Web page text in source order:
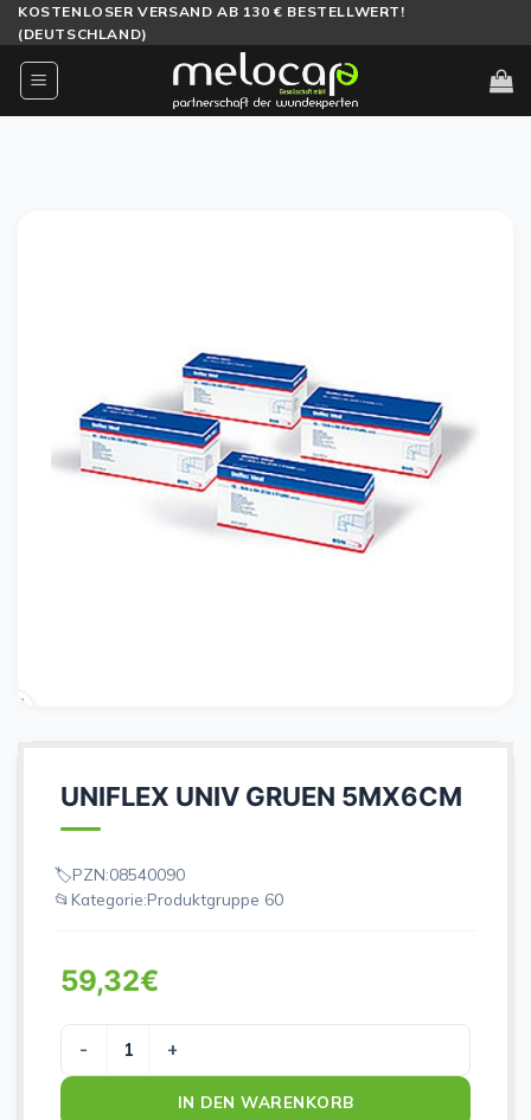
Zum
Inhalt
springen
KOSTENLOSER VERSAND AB 130 € BESTELLWERT!
(DEUTSCHLAND)
UNIFLEX UNIV GRUEN 5MX6CM
PZN:08540090
Kategorie:Produktgruppe 60
59,32€
UNIFLEX UNIV GRUEN 5MX6CM Menge
IN DEN WARENKORB